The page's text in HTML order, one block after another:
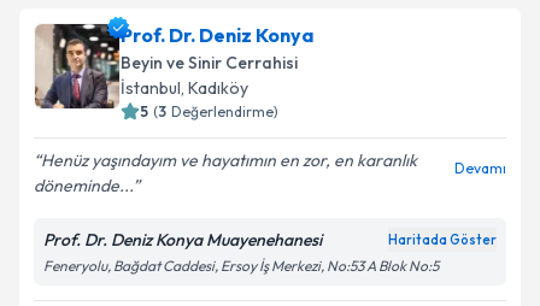
Prof. Dr. Deniz Konya
Beyin ve Sinir Cerrahisi
İstanbul, Kadıköy
5 (3 Değerlendirme)
Henüz yaşındayım ve hayatımın en zor, en karanlık
döneminde...
Devamı
Prof. Dr. Deniz Konya Muayenehanesi Haritada Göster
Feneryolu, Bağdat Caddesi, Ersoy İş Merkezi, No:53 A Blok No:5